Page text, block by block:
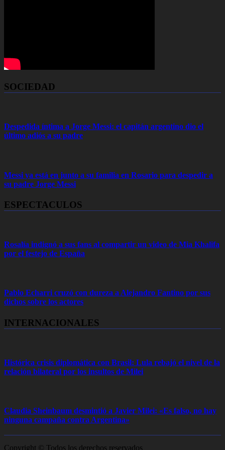
SOCIEDAD
Despedida íntima a Jorge Messi: el capitán argentino dio el
último adiós a su padre
Messi ya está en junto a su familia en Rosario para despedir a
su padre Jorge Messi
ESPECTACULOS
Rosalía indignó a sus fans al compartir un video de Mia Khalifa
por el festejo de España
Pablo Echarri cruzó con dureza a Alejandro Fantino por sus
dichos sobre los actores
INTERNACIONALES
Histórica crisis diplomática con Brasil: Lula rebajó el nivel de la
relación bilateral por los insultos de Milei
Claudia Sheinbaum desmintió a Javier Milei: «Es falso, no hay
ninguna campaña contra Argentina»
Copyright © Todos los derechos reservados